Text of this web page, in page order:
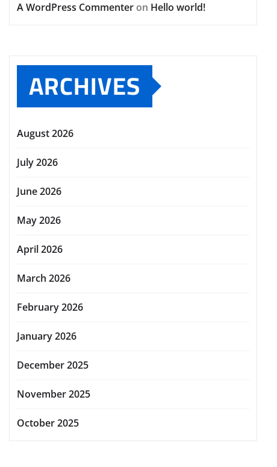
A WordPress Commenter on Hello world!
ARCHIVES
August 2026
July 2026
June 2026
May 2026
April 2026
March 2026
February 2026
January 2026
December 2025
November 2025
October 2025